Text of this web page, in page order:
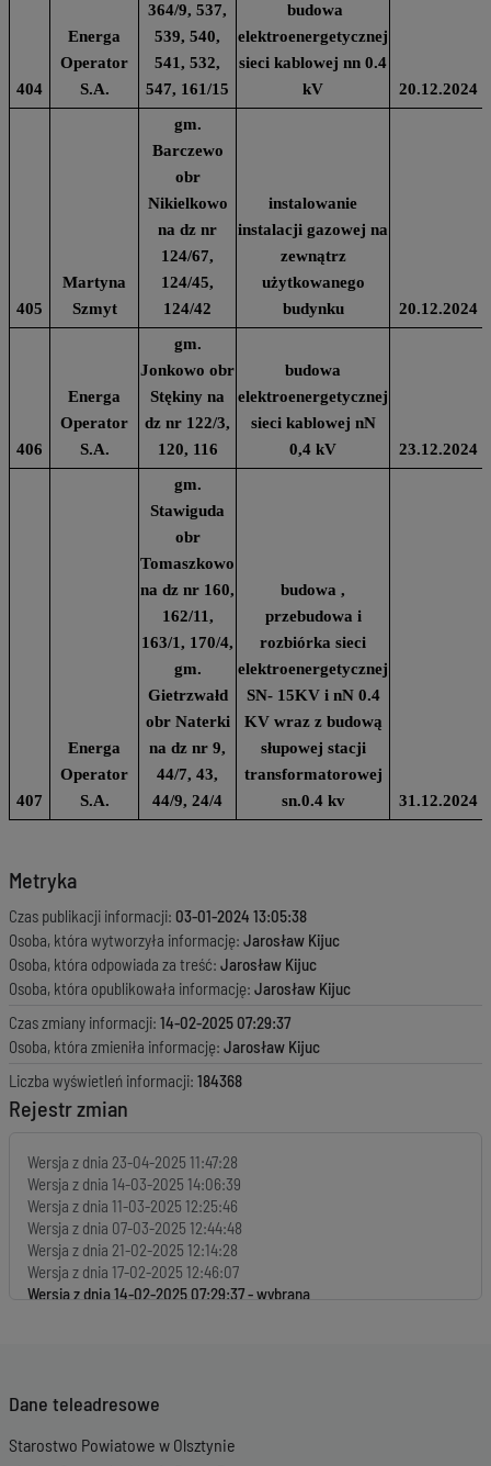
404
Energa
Operator
S.A.
364/9, 537,
539, 540,
541, 532,
547, 161/15
budowa
elektroenergetycznej
sieci kablowej nn 0.4
kV
20.12.2024
405
Martyna
Szmyt
gm.
Barczewo
obr
Nikielkowo
na dz nr
124/67,
124/45,
124/42
instalowanie
instalacji gazowej na
zewnątrz
użytkowanego
budynku
20.12.2024
406
Energa
Operator
S.A.
gm.
Jonkowo obr
Stękiny na
dz nr 122/3,
120, 116
budowa
elektroenergetycznej
sieci kablowej nN
0,4 kV
23.12.2024
407
Energa
Operator
S.A.
gm.
Stawiguda
obr
Tomaszkowo
na dz nr 160,
162/11,
163/1, 170/4,
gm.
Gietrzwałd
obr Naterki
na dz nr 9,
44/7, 43,
44/9, 24/4
budowa ,
przebudowa i
rozbiórka sieci
elektroenergetycznej
SN- 15KV i nN 0.4
KV wraz z budową
słupowej stacji
transformatorowej
sn.0.4 kv
31.12.2024
Metryka
Czas publikacji informacji: 03-01-2024 13:05:38
Osoba, która wytworzyła informację: Jarosław Kijuc
Osoba, która odpowiada za treść: Jarosław Kijuc
Osoba, która opublikowała informację: Jarosław Kijuc
Czas zmiany informacji: 14-02-2025 07:29:37
Osoba, która zmieniła informację: Jarosław Kijuc
Liczba wyświetleń informacji: 184368
Rejestr zmian
Wersja z dnia 23-04-2025 11:47:28
Wersja z dnia 14-03-2025 14:06:39
Wersja z dnia 11-03-2025 12:25:46
Wersja z dnia 07-03-2025 12:44:48
Wersja z dnia 21-02-2025 12:14:28
Wersja z dnia 17-02-2025 12:46:07
Wersja z dnia14-02-2025 07:29:37
Wersja z dnia17-01-2025 13:13:55
Wersja z dnia15-01-2025 08:07:37
Dane teleadresowe
Starostwo Powiatowe w Olsztynie